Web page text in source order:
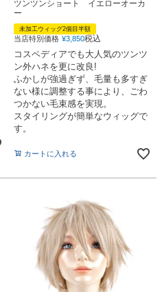
ツンツンショート イエローオーカ
ー
未加工ウィッグ2個目半額
当店特別価格 ¥3,850税込
コスペディアでも大人気のツンツ
ン外ハネを更に改良!
ふかしが強過ぎず、毛量も多すぎ
ない様に調整する事により、ごわ
つかない毛束感を実現。
スタイリングが簡単なウィッグで
す。
カートに入れる